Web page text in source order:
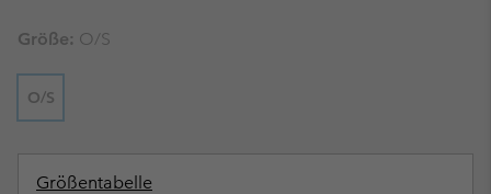
Größe: O/S
O/S
Größentabelle